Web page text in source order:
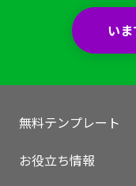
い
無料テンプレート
お役立ち情報